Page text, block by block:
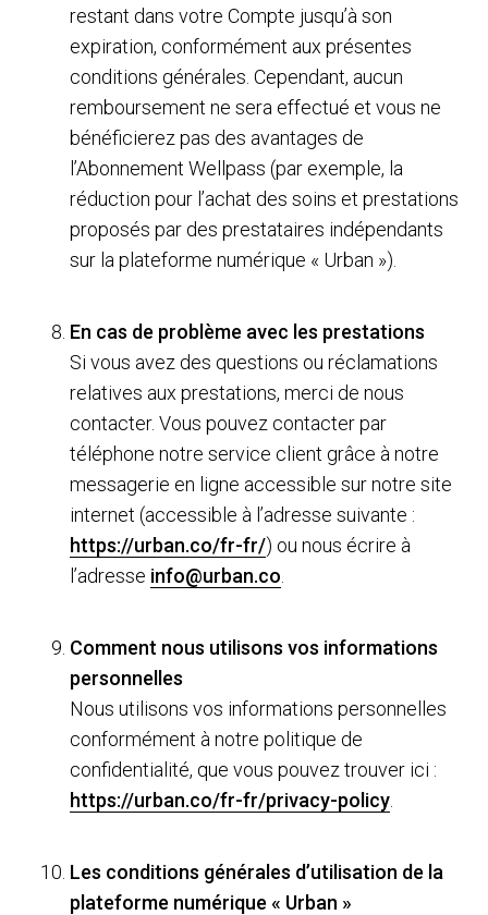
restant dans votre Compte jusqu’à son
expiration, conformément aux présentes
conditions générales. Cependant, aucun
remboursement ne sera effectué et vous ne
bénéficierez pas des avantages de
l’Abonnement Wellpass (par exemple, la
réduction pour l’achat des soins et prestations
proposés par des prestataires indépendants
sur la plateforme numérique « Urban »).
En cas de problème avec les prestations
Si vous avez des questions ou réclamations
relatives aux prestations, merci de nous
contacter. Vous pouvez contacter par
téléphone notre service client grâce à notre
messagerie en ligne accessible sur notre site
internet (accessible à l’adresse suivante :
https://urban.co/fr-fr/) ou nous écrire à
l’adresse info@urban.co
Comment nous utilisons vos informations
personnelles
Nous utilisons vos informations personnelles
conformément à notre politique de
confidentialité, que vous pouvez trouver ici :
https://urban.co/fr-fr/privacy-policy
Les conditions générales d’utilisation de la
plateforme numérique « Urban »